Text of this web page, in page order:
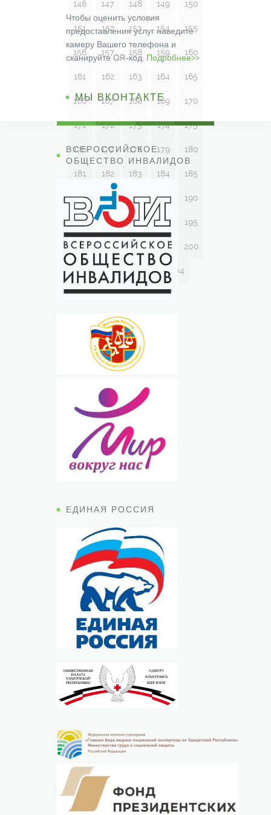
146 147 148 149 150
151 152 153 154 155
156 157 158 159 160
161 162 163 164 165
166 167 168 169 170
171 172 173 174 175
176 177 178 179 180
181 182 183 184 185
186 187 188 189 190
191 192 193 194 195
196 197 198 199 200
201 202 203 204
Чтобы оценить условия
предоставления услуг наведите
камеру Вашего телефона и
сканируйте QR-код. Подробнее>>
МЫ ВКОНТАКТЕ
ВСЕРОССИЙСКОЕ
ОБЩЕСТВО ИНВАЛИДОВ
ЕДИНАЯ РОССИЯ